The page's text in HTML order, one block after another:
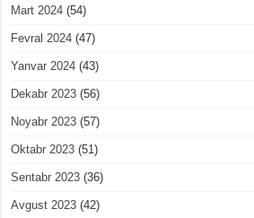
Mart 2024 (54)
Fevral 2024 (47)
Yanvar 2024 (43)
Dekabr 2023 (56)
Noyabr 2023 (57)
Oktabr 2023 (51)
Sentabr 2023 (36)
Avgust 2023 (42)